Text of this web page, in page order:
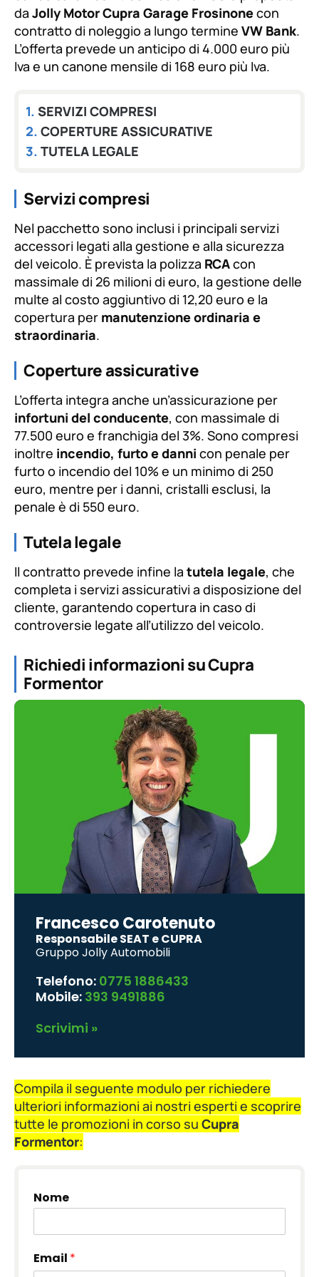
fuente.
da Jolly Motor Cupra Garage Frosinonecon
contratto di noleggio a lungo termine VW Bank.
L’offerta prevede un anticipo di 4.000 euro più
Iva e un canone mensile di 168 euro più Iva.
SERVIZI COMPRESI
COPERTURE ASSICURATIVE
TUTELA LEGALE
Servizi compresi
Nel pacchetto sono inclusi i principali servizi
accessori legati alla gestione e alla sicurezza
del veicolo. È prevista la polizza RCAcon
massimale di 26 milioni di euro, la gestione delle
multe al costo aggiuntivo di 12,20 euro e la
copertura per manutenzione ordinaria e
straordinaria.
Coperture assicurative
L’offerta integra anche un’assicurazione per
infortuni del conducente, con massimale di
77.500 euro e franchigia del 3%. Sono compresi
inoltre incendio, furto e danni con penale per
furto o incendio del 10% e un minimo di 250
euro, mentre per i danni, cristalli esclusi, la
penale è di 550 euro.
Tutela legale
Il contratto prevede infine la tutela legale, che
completa i servizi assicurativi a disposizione del
cliente, garantendo copertura in caso di
controversie legate all’utilizzo del veicolo.
Richiedi informazioni su Cupra
Formentor
Francesco Carotenuto
Responsabile SEAT e CUPRA
Gruppo Jolly Automobili
Telefono: 0775 1886433
Mobile: 393 9491886
Scrivimi »
Compila il seguente modulo per richiedere
ulteriori informazioni ai nostri esperti e scoprire
tutte le promozioni in corso su Cupra
Formentor:
Nome
Email *